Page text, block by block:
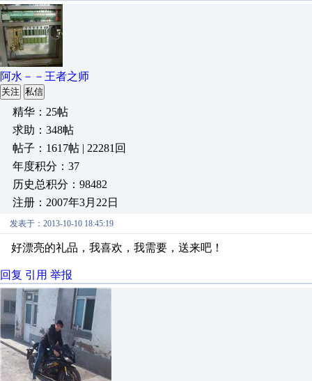
阿水－－王者之师
关注 私信
精华：25帖
求助：348帖
帖子：1617帖 | 22281回
年度积分：37
历史总积分：98482
注册：2007年3月22日
发表于：2013-10-10 18:45:19
好漂亮的礼品，我喜欢，我需要，送来吧！
回复 引用 举报